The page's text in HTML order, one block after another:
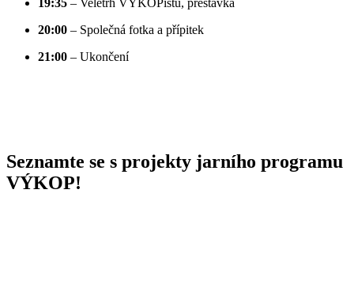
19:35 – Veletrh VÝKOPistů, přestávka
20:00 – Společná fotka a přípitek
21:00 – Ukončení
Seznamte se s projekty jarního programu
VÝKOP!